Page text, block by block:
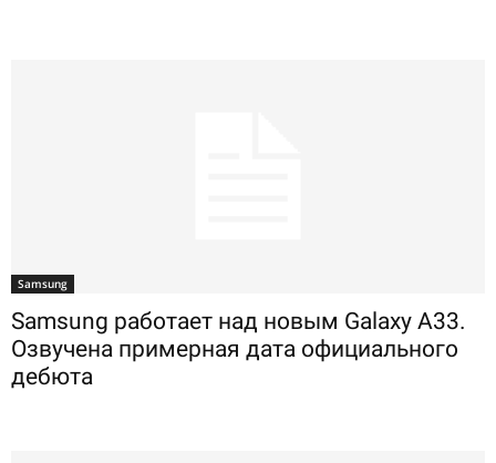
Samsung
Samsung работает над новым Galaxy A33.
Озвучена примерная дата официального
дебюта